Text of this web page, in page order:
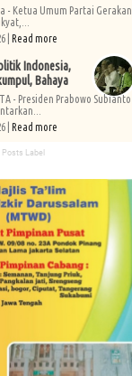
- Ketua Umum Partai Gerakan
| Read more
Indonesia,
Bahaya
- Presiden Prabowo Subianto
| Read more
Posts Label